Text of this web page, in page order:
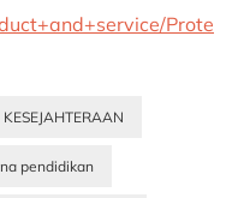
KESEJAHTERAAN
pendidikan